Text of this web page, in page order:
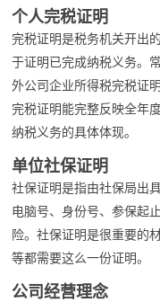
个人完税证明
完税证明是税务机关开出
于证明已完成纳税义务。
外公司企业所得税完税证
完税证明能完整反映全年
纳税义务的具体体现。
单位社保证明
社保证明是指由社保局出
电脑号、身份号、参保起
险。社保证明是很重要的
等都需要这么一份证明。
公司经营理念